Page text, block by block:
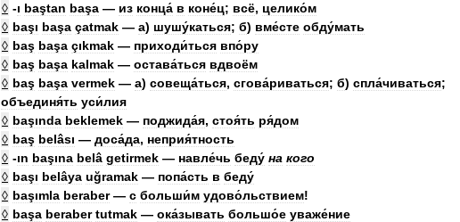
◊ -ı baştan başa — из конца́ в коне́ц; всё, целико́м
◊ başı başa çatmak — а) шушу́каться; б) вме́сте обду́мать
◊ baş başa çıkmak — приходи́ться впо́ру
◊ baş başa kalmak — остава́ться вдвоём
◊ baş başa vermek — а) совеща́ться, сгова́риваться; б) спла́чиваться;
объединя́ть уси́лия
◊ başında beklemek — поджида́я, стоя́ть ря́дом
◊ baş belâsı — доса́да, неприя́тность
◊ -ın başına belâ getirmek — навле́чь беду́ на кого
◊ başı belâya uğramak — попа́сть в беду́
◊ başımla beraber— с больши́м удово́льствием!
◊ başa beraber tutmak — ока́зывать большо́е уваже́ние